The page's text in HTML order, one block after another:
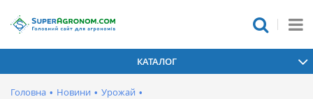
КАТАЛОГ
Головна • Новини • Урожай •